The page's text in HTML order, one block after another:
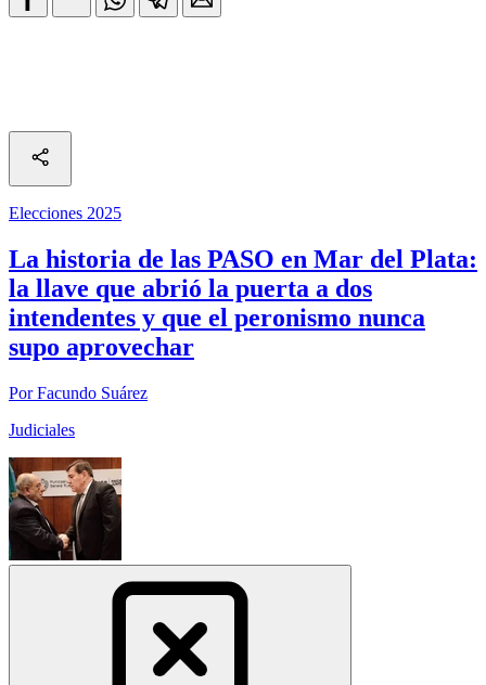
Elecciones 2025
La historia de las PASO en Mar del Plata:
la llave que abrió la puerta a dos
intendentes y que el peronismo nunca
supo aprovechar
Por Facundo Suárez
Judiciales